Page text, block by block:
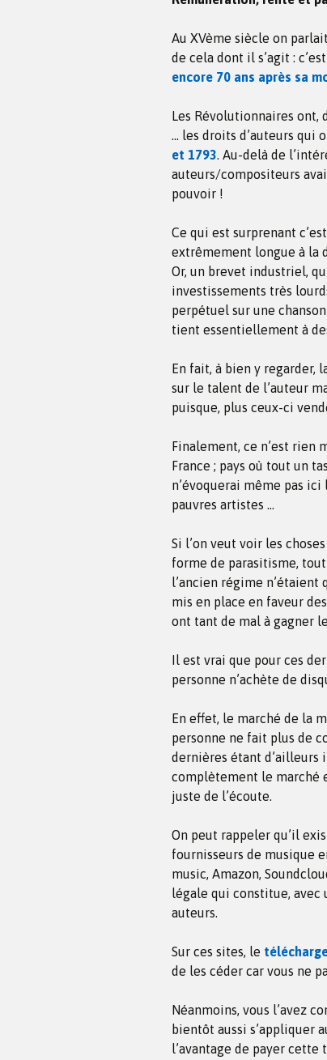
Au XVème siècle on
de cela dont il s’agit :
encore 70 ans après sa
Les Révolutionnaires ont,
… les droits d’auteurs qui
et 1793. Au-delà de
auteurs/compositeurs
pouvoir !
Ce qui est surprenant
extrêmement longue à la
Or, un brevet industriel,
investissements très
perpétuel sur une
tient essentiellement à
En fait, à bien y regarder,
sur le talent de l’auteur
puisque, plus ceux-ci
Finalement, ce n’est rien
France ; pays où tout un
n’évoquerai même pas
pauvres artistes …
Si l’on veut voir les
forme de parasitisme,
l’ancien régime
mis en place en faveur
ont tant de mal à gagner
Il est vrai que pour ces
personne n’achète de
En effet, le marché de la
personne ne fait plus de
dernières étant d’ailleurs
complètement le marché
juste de l’écoute.
On peut rappeler qu’il
fournisseurs de musique
music, Amazon,
légale qui constitue, avec
auteurs.
Sur ces sites, le
de les céder car vous ne
Néanmoins, vous l’avez
bientôt aussi s’appliquer
l’avantage de payer